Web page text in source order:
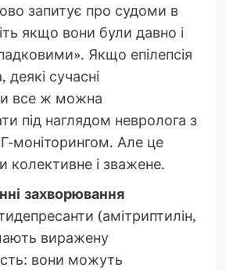
запитує про судоми в
якщо вони були давно і
Якщо епілепсія
сучасні
все ж можна
під наглядом невролога з
моніторингом. Але це
колективне і зважене.
захворювання
(амітриптилін,
виражену
вони можуть